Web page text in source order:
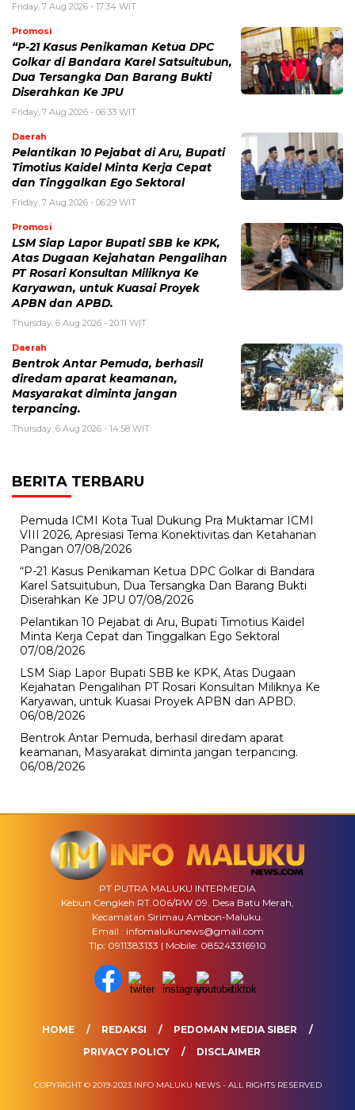
Friday, 7 Aug 2026 - 17:34 WIT
Promosi
“P-21 Kasus Penikaman Ketua DPC
Golkar di Bandara Karel Satsuitubun,
Dua Tersangka Dan Barang Bukti
Diserahkan Ke JPU
Friday, 7 Aug 2026 - 06:33 WIT
Daerah
Pelantikan 10 Pejabat di Aru, Bupati
Timotius Kaidel Minta Kerja Cepat
dan Tinggalkan Ego Sektoral
Friday, 7 Aug 2026 - 06:29 WIT
Promosi
LSM Siap Lapor Bupati SBB ke KPK,
Atas Dugaan Kejahatan Pengalihan
PT Rosari Konsultan Miliknya Ke
Karyawan, untuk Kuasai Proyek
APBN dan APBD.
Thursday, 6 Aug 2026 - 20:11 WIT
Daerah
Bentrok Antar Pemuda, berhasil
diredam aparat keamanan,
Masyarakat diminta jangan
terpancing.
Thursday, 6 Aug 2026 - 14:58 WIT
BERITA TERBARU
Pemuda ICMI Kota Tual Dukung Pra Muktamar ICMI
VIII 2026, Apresiasi Tema Konektivitas dan Ketahanan
Pangan 07/08/2026
“P-21 Kasus Penikaman Ketua DPC Golkar di Bandara
Karel Satsuitubun, Dua Tersangka Dan Barang Bukti
Diserahkan Ke JPU 07/08/2026
Pelantikan 10 Pejabat di Aru, Bupati Timotius Kaidel
Minta Kerja Cepat dan Tinggalkan Ego Sektoral
07/08/2026
LSM Siap Lapor Bupati SBB ke KPK, Atas Dugaan
Kejahatan Pengalihan PT Rosari Konsultan Miliknya Ke
Karyawan, untuk Kuasai Proyek APBN dan APBD.
06/08/2026
Bentrok Antar Pemuda, berhasil diredam aparat
keamanan, Masyarakat diminta jangan terpancing.
06/08/2026
PT PUTRA MALUKU INTERMEDIA
Kebun Cengkeh RT.006/RW 09. Desa Batu Merah,
Kecamatan Sirimau Ambon-Maluku.
Email : infomalukunews@gmail.com
Tlp: 0911383133 | Mobile: 085243316910
HOME REDAKSI
PEDOMAN MEDIA SIBER
PRIVACY POLICY
DISCLAIMER
COPYRIGHT © 2019-2023 INFO MALUKU NEWS - ALL RIGHTS RESERVED